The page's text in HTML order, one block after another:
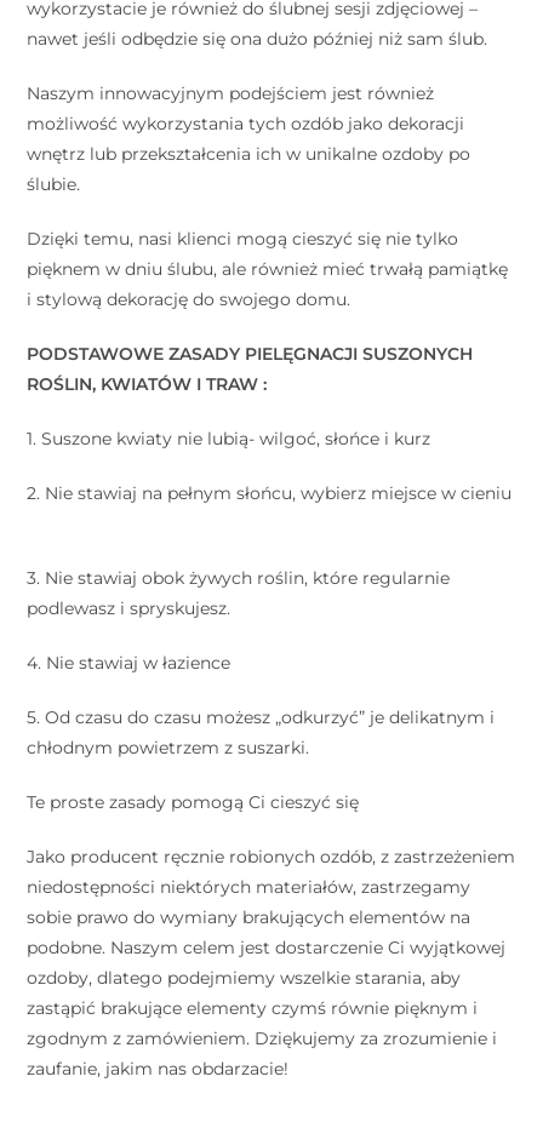
wykorzystacie je również do ślubnej sesji zdjęciowej –
nawet jeśli odbędzie się ona dużo później niż sam ślub.
Naszym innowacyjnym podejściem jest również
możliwość wykorzystania tych ozdób jako dekoracji
wnętrz lub przekształcenia ich w unikalne ozdoby po
ślubie.
Dzięki temu, nasi klienci mogą cieszyć się nie tylko
pięknem w dniu ślubu, ale również mieć trwałą pamiątkę
i stylową dekorację do swojego domu.
PODSTAWOWE ZASADY PIELĘGNACJI SUSZONYCH
ROŚLIN, KWIATÓW I TRAW :
1. Suszone kwiaty nie lubią- wilgoć, słońce i kurz
2. Nie stawiaj na pełnym słońcu, wybierz miejsce w cieniu
3. Nie stawiaj obok żywych roślin, które regularnie
podlewasz i spryskujesz.
4. Nie stawiaj w łazience
5. Od czasu do czasu możesz „odkurzyć” je delikatnym i
chłodnym powietrzem z suszarki.
Te proste zasady pomogą Ci cieszyć się
Jako producent ręcznie robionych ozdób, z zastrzeżeniem
niedostępności niektórych materiałów, zastrzegamy
sobie prawo do wymiany brakujących elementów na
podobne. Naszym celem jest dostarczenie Ci wyjątkowej
ozdoby, dlatego podejmiemy wszelkie starania, aby
zastąpić brakujące elementy czymś równie pięknym i
zgodnym z zamówieniem. Dziękujemy za zrozumienie i
zaufanie, jakim nas obdarzacie!